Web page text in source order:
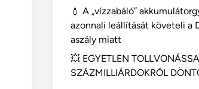
💧 A „vízzabáló”
azonnali leállítását követeli a
aszály miatt
💥 EGYETLEN
SZÁZMILLIÁRDOKRÓL